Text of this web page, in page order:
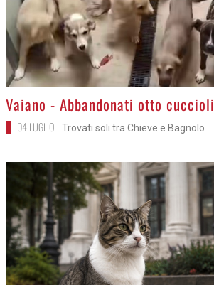
>
Vaiano - Abbandonati otto cuccioli
04 LUGLIO Trovati soli tra Chieve e Bagnolo